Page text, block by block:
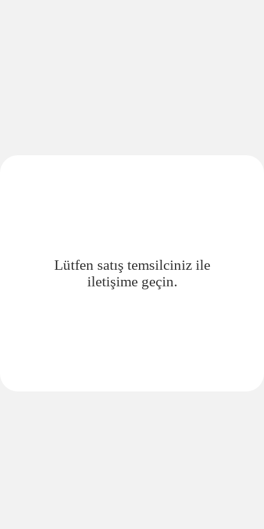
Lütfen satış temsilciniz ile
iletişime geçin.